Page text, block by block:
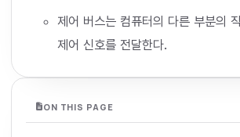
제어 버스는 컴퓨터의 다른 부분의
제어 신호를 전달한다.
ON THIS PAGE